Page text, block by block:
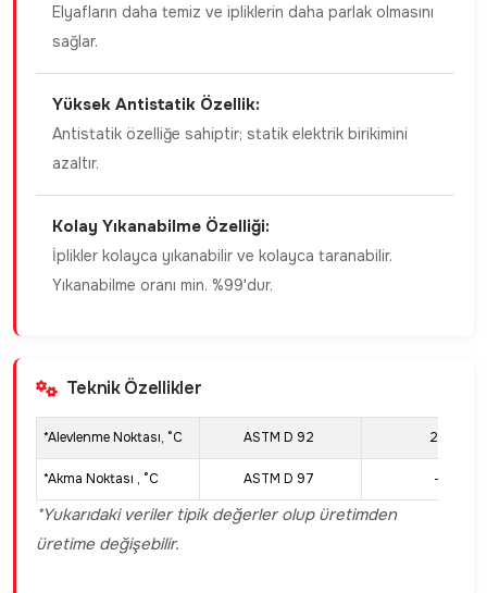
Elyafların daha temiz ve ipliklerin daha parlak olmasını
sağlar.
Yüksek Antistatik Özellik:
Antistatik özelliğe sahiptir; statik elektrik birikimini
azaltır.
Kolay Yıkanabilme Özelliği:
İplikler kolayca yıkanabilir ve kolayca taranabilir.
Yıkanabilme oranı min. %99'dur.
Teknik Özellikler
*Alevlenme Noktası, °C ASTM D 92 206
*Akma Noktası , °C ASTM D 97 -15
*Yukarıdaki veriler tipik değerler olup üretimden
üretime değişebilir.